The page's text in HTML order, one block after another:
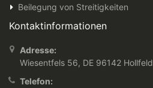
Beilegung von Streitigkeiten
Kontaktinformationen
Adresse:
Wiesentfels 56, DE 96142 Hollfeld
Telefon: